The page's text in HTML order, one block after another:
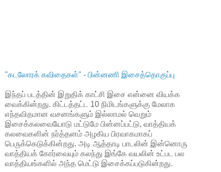
"கடலோரக் கவிதைகள்" - பின்னணி இசைத்தொகுப்பு
இந்தப் படத்தின் இறுதிக் காட்சி இசை என்னை வியக்க
வைக்கின்றது. கிட்டத்தட்ட 10 நிமிடங்களுக்கு மேலாக
எந்தவிதமான வசனங்களும் இல்லாமல் வெறும்
இசைக்கலவையோடு மட்டுமே பின்னப்பட்டு, வாத்தியக்
கலவைகளின் நர்த்தனம் அழகிய பிரவாகமாகப்
பெருக்கெடுக்கின்றது. அடி ஆத்தாடி பாடலின் இன்னொரு
வாத்தியக் கோர்வையும் கலந்து இங்கே வயலின் உட்பட பல
வாத்தியங்களில் அந்த மெட்டு இசைக்கப்படுகின்றது.